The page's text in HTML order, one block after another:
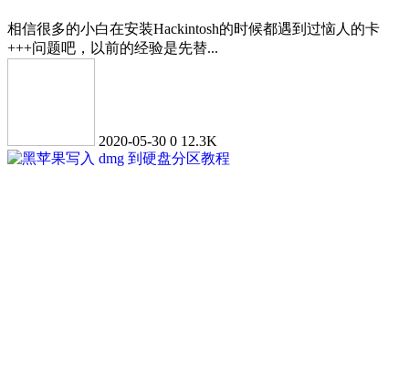
相信很多的小白在安装Hackintosh的时候都遇到过恼人的卡
+++问题吧，以前的经验是先替...
2020-05-30 0 12.3K